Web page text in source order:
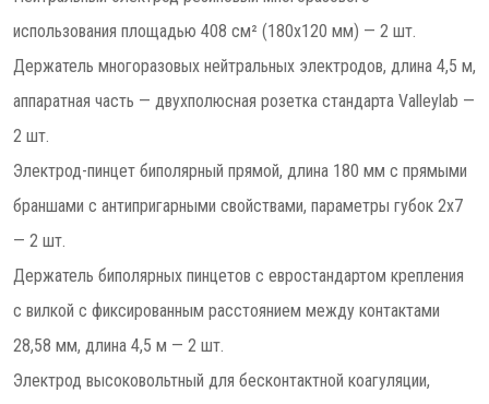
использования площадью 408 см² (180х120 мм) — 2 шт.
Держатель многоразовых нейтральных электродов, длина 4,5 м,
аппаратная часть — двухполюсная розетка стандарта Valleylab —
2 шт.
Электрод-пинцет биполярный прямой, длина 180 мм с прямыми
браншами с антипригарными свойствами, параметры губок 2х7
— 2 шт.
Держатель биполярных пинцетов с евростандартом крепления
с вилкой с фиксированным расстоянием между контактами
28,58 мм, длина 4,5 м — 2 шт.
Электрод высоковольтный для бесконтактной коагуляции,